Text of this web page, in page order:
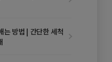
는 방법 | 간단한 세척